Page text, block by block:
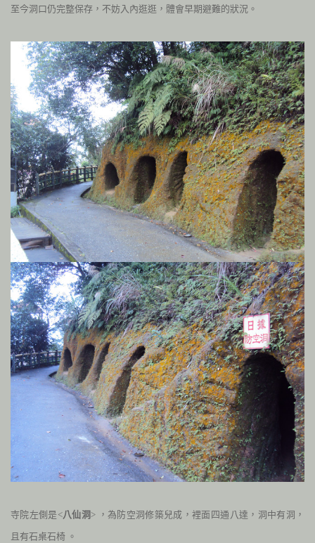
至今洞口仍完整保存，不妨入內逛逛，體會早期避難的狀況。
寺院左側是<八仙洞 > ，為防空洞修築兒成，裡面四通八達，洞中有洞，
且有石桌石椅 。